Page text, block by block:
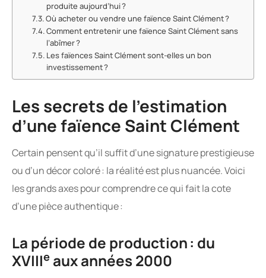
produite aujourd’hui ?
Où acheter ou vendre une faïence Saint Clément ?
Comment entretenir une faïence Saint Clément sans
l’abîmer ?
Les faïences Saint Clément sont-elles un bon
investissement ?
Les secrets de l’estimation
d’une faïence Saint Clément
Certain pensent qu’il suffit d’une signature prestigieuse
ou d’un décor coloré : la réalité est plus nuancée. Voici
les grands axes pour comprendre ce qui fait la cote
d’une pièce authentique :
La période de production : du
XVIIIe aux années 2000